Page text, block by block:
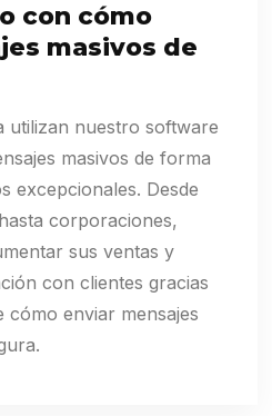
con cómo
masivos de
utilizan nuestro software
masivos de forma
excepcionales. Desde
corporaciones,
sus ventas y
con clientes gracias
cómo enviar mensajes